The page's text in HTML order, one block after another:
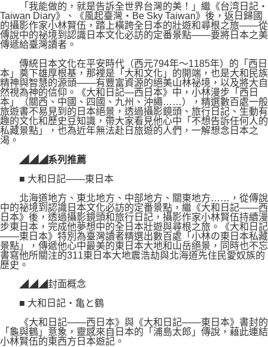
「我能做的，就是告訴全世界台灣的美！」繼《台湾日記・
Taiwan Diary》、《風起臺灣・Be Sky Taiwan》後，返日歸國
的攝影作家小林賢伍，踏上橫跨全日本的壯遊和尋根之旅——從
傳說中的祕境到認識日本文化必訪的定番景點——要將日本之美
傳遞給臺灣讀者。
傳統日本文化在平安時代（西元794年～1185年）的「西日
本」奠下雄厚根基，那裡是「大和文化」的開端，也是大和民族
精神與智慧的源頭——有豐富資源的絕美山林祕境，以及將大自
然視為神的信仰。《大和日記—西日本》中，小林漫步「西日
本」（關西、中國、四國、九州、沖繩……），精選數百處一般
旅遊書不易見到的日本絕景，透過攝影鏡頭、旅行日記、生動有
趣的文化和歷史豆知識，帶大家看見他心中「不想告訴任何人的
私藏景點」，也為近年無法赴日旅遊的人們，一解想念日本之
渴。
◢◢◢系列推薦
■ 大和日記——東日本
北海道地方、東北地方、中部地方、關東地方……，從傳說
中的祕境到認識日本文化必訪的定番景點，繼《大和日記——西
日本》後，透過攝影鏡頭和旅行日記，攝影作家小林賢伍持續漫
步東日本，完成他夢想中的全日本壯遊與尋根之旅。《大和日記
——東日本》特別為臺灣讀者精選出數百處「小林の東日本私藏
景點」，傳遞他心中最美的東日本大地和山岳絕景，同時也不忘
書寫他所關注的311東日本大地震浩劫與北海道先住民愛奴族的
歷史。
◢◢◢封面概念
■ 大和日記・亀と鶴
《大和日記——西日本》與《大和日記——東日本》書封的
「龜與鶴」意象，靈感來自日本的「浦島太郎」傳說，藉此連結
小林賢伍的東西方日本遊記。